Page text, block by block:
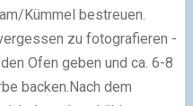
Kümmel bestreuen.
zu fotografieren -
Ofen geben und ca. 6-8
backen.Nach dem